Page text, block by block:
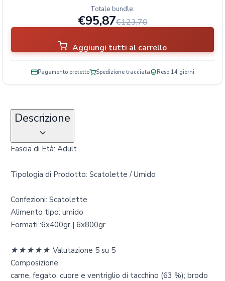
Totale bundle:
€95,87€123,70
Aggiungi tutti al carrello
Pagamento protetto Spedizione tracciata Reso 14 giorni
Descrizione
Fascia di Età: Adult
Tipologia di Prodotto: Scatolette / Umido
Confezioni: Scatolette
Alimento tipo: umido
Formati :6x400gr | 6x800gr
★★★★★ Valutazione 5 su 5
Composizione
carne, fegato, cuore e ventriglio di tacchino (63 %); brodo